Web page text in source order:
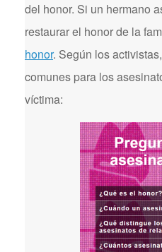
del honor. Si un hermano
restaurar el honor de la
honor. Según los
comunes para los
víctima: